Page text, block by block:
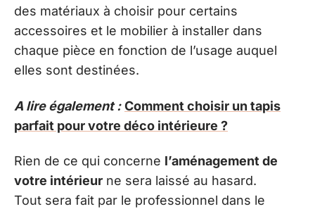
des matériaux à choisir pour certains
accessoires et le mobilier à installer dans
chaque pièce en fonction de l’usage auquel
elles sont destinées.
A lire également : Comment choisir un tapis
parfait pour votre déco intérieure ?
Rien de ce qui concerne l’aménagement de
votre intérieur ne sera laissé au hasard.
Tout sera fait par le professionnel dans le